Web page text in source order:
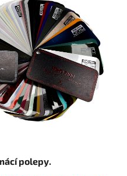
polepy.